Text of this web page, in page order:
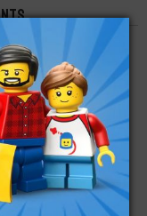
LEGO® ACCESSOIRE
VÉHICULE - JANTE
8X6 MM
0,11
LEGO® MINI-